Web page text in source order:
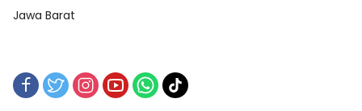
Jawa Barat